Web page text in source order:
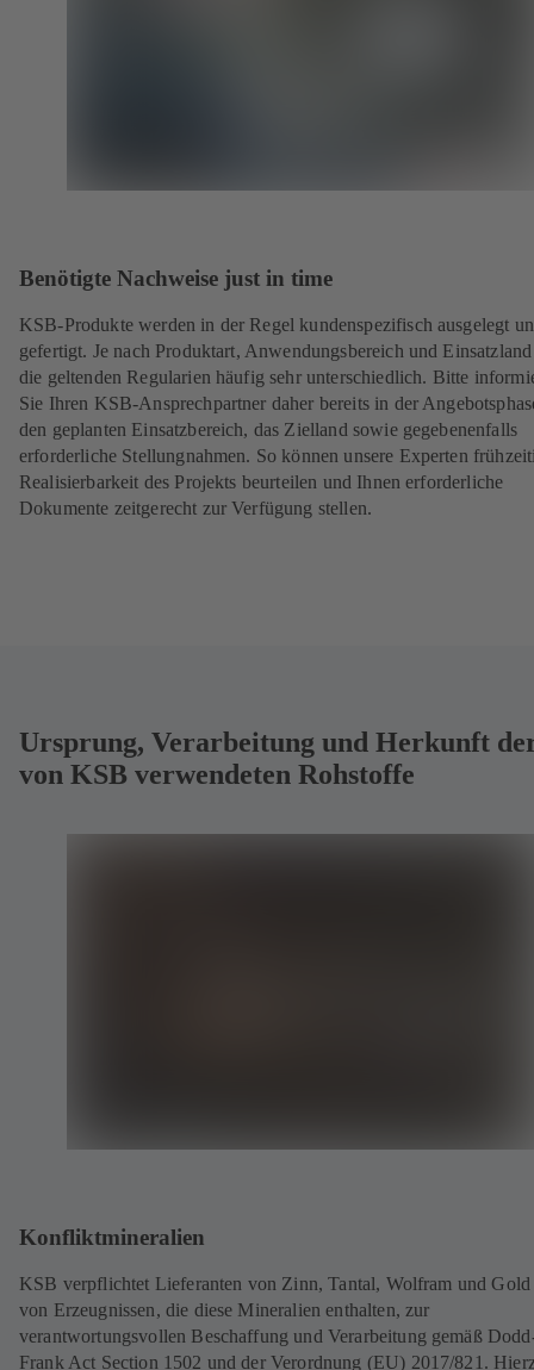
Benötigte Nachweise just in time
KSB-Produkte werden in der Regel kundenspezifisch ausgelegt
gefertigt. Je nach Produktart, Anwendungsbereich und
die geltenden Regularien häufig sehr unterschiedlich. Bitte
Sie Ihren KSB-Ansprechpartner daher bereits in der
den geplanten Einsatzbereich, das Zielland sowie gegebenenfalls
erforderliche Stellungnahmen. So können unsere Experten
Realisierbarkeit des Projekts beurteilen und Ihnen erforderliche
Dokumente zeitgerecht zur Verfügung stellen.
Ursprung, Verarbeitung und Herkunft
von KSB verwendeten Rohstoffe
Konfliktmineralien
KSB verpflichtet Lieferanten von Zinn, Tantal, Wolfram und Gold
von Erzeugnissen, die diese Mineralien enthalten, zur
verantwortungsvollen Beschaffung und Verarbeitung gemäß
Frank Act Section 1502 und der Verordnung (EU) 2017/821.